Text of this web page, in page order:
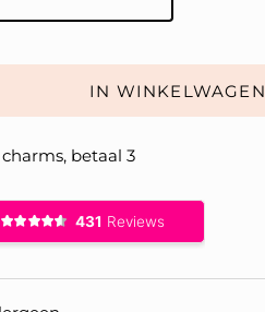
IN WINKELWAGEN
betaal 3